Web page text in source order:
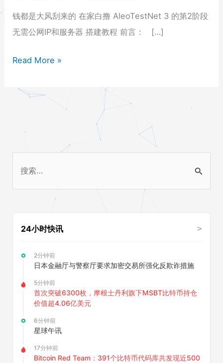
钱都是大风刮来的 在家白撸 AleoTestNet 3 的第2阶段
无需公网IP和服务器 搭建教程 前言： […]
刮
来
AleoTestNet
Read More »
索
24小时快讯 >
2分钟前
日本金融厅与警察厅要求加密交易所强化反欺诈措施
5分钟前
首次突破6300枚，摩根士丹利旗下MSBT比特币持仓
价值超4.06亿美元
6分钟前
星球午讯
17分钟前
Bitcoin Red Team：391个比特币代码库共发现近500